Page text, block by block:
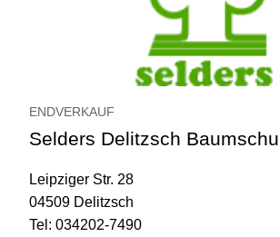
ENDVERKAUF
Selders Delitzsch
Leipziger Str. 28
04509 Delitzsch
Tel: 034202-7490